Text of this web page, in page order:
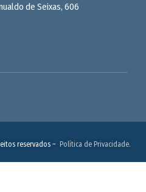
de Seixas, 606
reservados – Política de Privacidade.